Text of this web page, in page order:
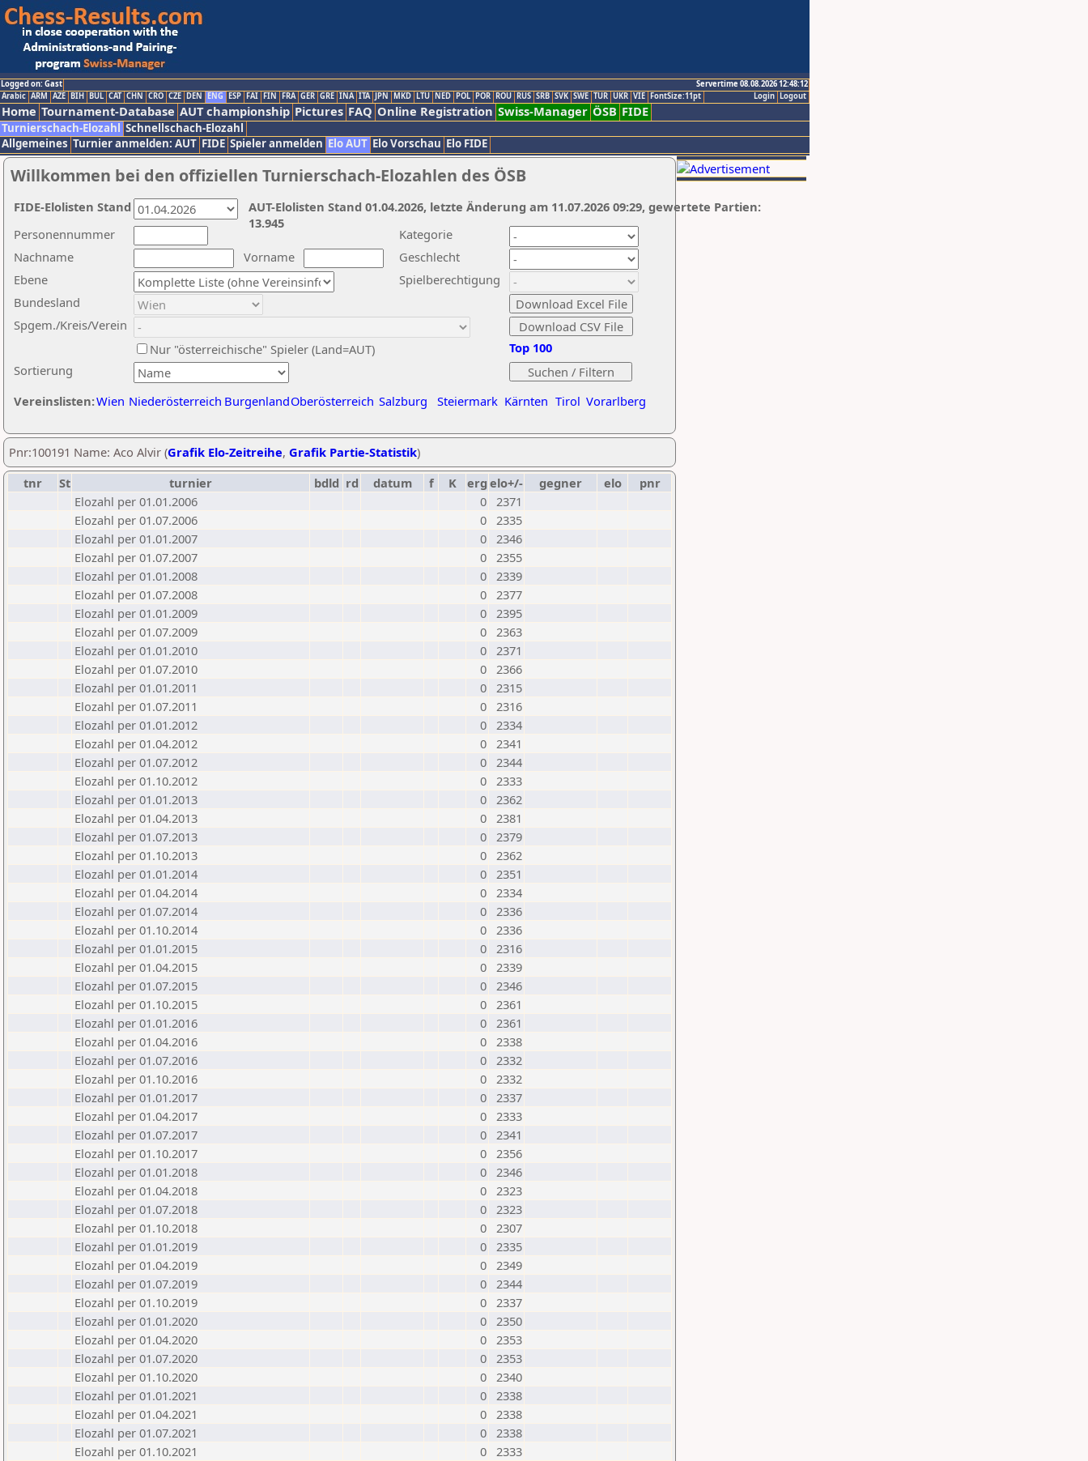
Logged on: Gast
Servertime 08.08.2026 12:48:12
Logout
Login
Arabic ARM AZE BIH BUL CAT CHN CRO CZE DEN ENG ESP FAI FIN FRA GER GRE INA ITA JPN MKD LTU NED POL POR ROU RUS SRB SVK SWE TUR UKR VIE FontSize:11pt
Home Tournament-Database AUT championship Pictures FAQ Online Registration Swiss-Manager ÖSB FIDE
Turnierschach-Elozahl Schnellschach-Elozahl
Allgemeines Turnier anmelden: AUT FIDE Spieler anmelden Elo AUT Elo Vorschau Elo FIDE
Willkommen bei den offiziellen Turnierschach-Elozahlen des ÖSB
Nachname
Vorname
Ebene
Kategorie
Sortierung
Personennummer
Bundesland
Spgem./Kreis/Verein
Geschlecht
Nur "österreichische" Spieler (Land=AUT)
Spielberechtigung
Vereinslisten:Wien Niederösterreich BurgenlandOberösterreich Salzburg Steiermark Kärnten Tirol Vorarlberg
Top 100
AUT-Elolisten Stand 01.04.2026, letzte Änderung am 11.07.2026 09:29, gewertete Partien:
13.945
FIDE-Elolisten Stand
Pnr:100191 Name: Aco Alvir (Grafik Elo-Zeitreihe, Grafik Partie-Statistik)
tnr
St turnier bdld rd datum f K erg elo+/- gegner elo
pnr
Elozahl per 01.01.2006
0 2371
Elozahl per 01.07.2006
0 2335
Elozahl per 01.01.2007
0 2346
Elozahl per 01.07.2007
0 2355
Elozahl per 01.01.2008
0 2339
Elozahl per 01.07.2008
0 2377
Elozahl per 01.01.2009
0 2395
Elozahl per 01.07.2009
0 2363
Elozahl per 01.01.2010
0 2371
Elozahl per 01.07.2010
0 2366
Elozahl per 01.01.2011
0 2315
Elozahl per 01.07.2011
0 2316
Elozahl per 01.01.2012
0 2334
Elozahl per 01.04.2012
0 2341
Elozahl per 01.07.2012
0 2344
Elozahl per 01.10.2012
0 2333
Elozahl per 01.01.2013
0 2362
Elozahl per 01.04.2013
0 2381
Elozahl per 01.07.2013
0 2379
Elozahl per 01.10.2013
0 2362
Elozahl per 01.01.2014
0 2351
Elozahl per 01.04.2014
0 2334
Elozahl per 01.07.2014
0 2336
Elozahl per 01.10.2014
0 2336
Elozahl per 01.01.2015
0 2316
Elozahl per 01.04.2015
0 2339
Elozahl per 01.07.2015
0 2346
Elozahl per 01.10.2015
0 2361
Elozahl per 01.01.2016
0 2361
Elozahl per 01.04.2016
0 2338
Elozahl per 01.07.2016
0 2332
Elozahl per 01.10.2016
0 2332
Elozahl per 01.01.2017
0 2337
Elozahl per 01.04.2017
0 2333
Elozahl per 01.07.2017
0 2341
Elozahl per 01.10.2017
0 2356
Elozahl per 01.01.2018
0 2346
Elozahl per 01.04.2018
0 2323
Elozahl per 01.07.2018
0 2323
Elozahl per 01.10.2018
0 2307
Elozahl per 01.01.2019
0 2335
Elozahl per 01.04.2019
0 2349
Elozahl per 01.07.2019
0 2344
Elozahl per 01.10.2019
0 2337
Elozahl per 01.01.2020
0 2350
Elozahl per 01.04.2020
0 2353
Elozahl per 01.07.2020
0 2353
Elozahl per 01.10.2020
0 2340
Elozahl per 01.01.2021
0 2338
Elozahl per 01.04.2021
0 2338
Elozahl per 01.07.2021
0 2338
Elozahl per 01.10.2021
0 2333